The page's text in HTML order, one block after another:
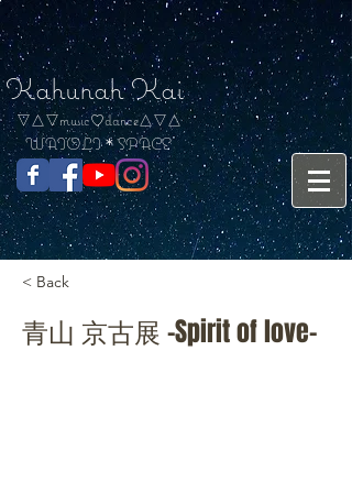
Kahunah Kai
▽△▽music♡dance△▽△
WAIOLI＊SPACE
< Back
青山 京古展 -Spirit of love-